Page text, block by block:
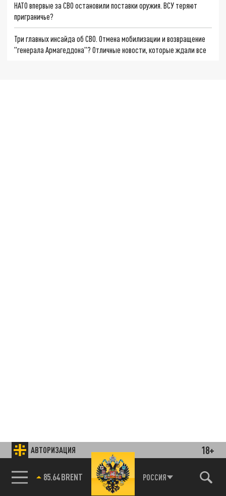
АВТОРИЗАЦИЯ 18+
85.64 BRENT РОССИЯ
НАТО впервые за СВО остановили поставки оружия. ВСУ теряют
приграничье?
Три главных инсайда об СВО. Отмена мобилизации и возвращение
"генерала Армагеддона"? Отличные новости, которые ждали все